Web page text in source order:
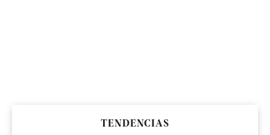
TENDENCIAS